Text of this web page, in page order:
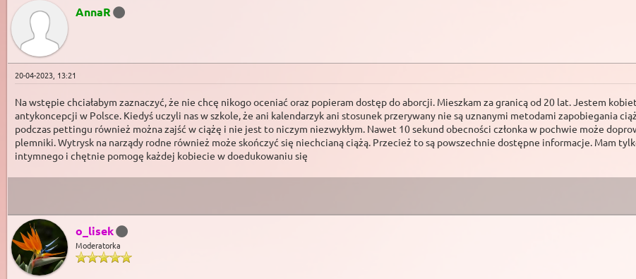
AnnaR
20-04-2023, 13:21
Na wstępie chciałabym zaznaczyć, że nie chcę nikogo oceniać oraz popieram dostęp do aborcji. Mieszkam za granicą od 20 lat. Jestem
antykoncepcji w Polsce. Kiedyś uczyli nas w szkole, że ani kalendarzyk ani stosunek przerywany nie są uznanymi metodami zapobiegania
podczas pettingu również można zajść w ciążę i nie jest to niczym niezwykłym. Nawet 10 sekund obecności członka w pochwie może
plemniki. Wytrysk na narządy rodne również może skończyć się niechcianą ciążą. Przecież to są powszechnie dostępne informacje. Mam
intymnego i chętnie pomogę każdej kobiecie w doedukowaniu się
o_lisek
Moderatorka